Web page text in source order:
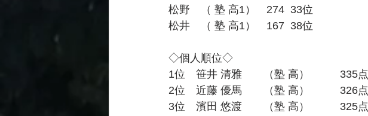
松野　（ 塾 高1）　274  33位
松井　（ 塾 高1）　167  38位
◇個人順位◇
1位　笹井 清雅　　（塾 高）　　   335点
2位　近藤 優馬　　（塾 高）　　   326点
3位　濱田 悠渡　　（塾 高）　　   325点